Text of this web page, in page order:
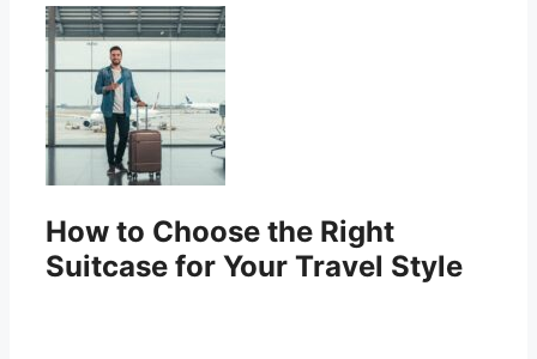
How to Choose the Right
Suitcase for Your Travel Style